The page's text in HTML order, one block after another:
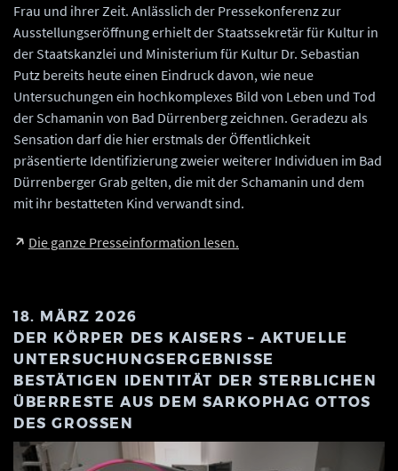
Frau und ihrer Zeit. Anlässlich der Pressekonferenz zur
Ausstellungseröffnung erhielt der Staatssekretär für Kultur in
der Staatskanzlei und Ministerium für Kultur Dr. Sebastian
Putz bereits heute einen Eindruck davon, wie neue
Untersuchungen ein hochkomplexes Bild von Leben und Tod
der Schamanin von Bad Dürrenberg zeichnen. Geradezu als
Sensation darf die hier erstmals der Öffentlichkeit
präsentierte Identifizierung zweier weiterer Individuen im Bad
Dürrenberger Grab gelten, die mit der Schamanin und dem
mit ihr bestatteten Kind verwandt sind.
Die ganze Presseinformation lesen.
18. MÄRZ 2026
DER KÖRPER DES KAISERS – AKTUELLE
UNTERSUCHUNGSERGEBNISSE
BESTÄTIGEN IDENTITÄT DER STERBLICHEN
ÜBERRESTE AUS DEM SARKOPHAG OTTOS
DES GROSSEN